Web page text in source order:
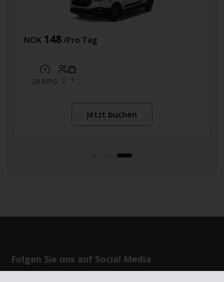
NOK 148/Pro Tag
26 MPG 2 1
Jetzt buchen
Folgen Sie uns auf Social Media